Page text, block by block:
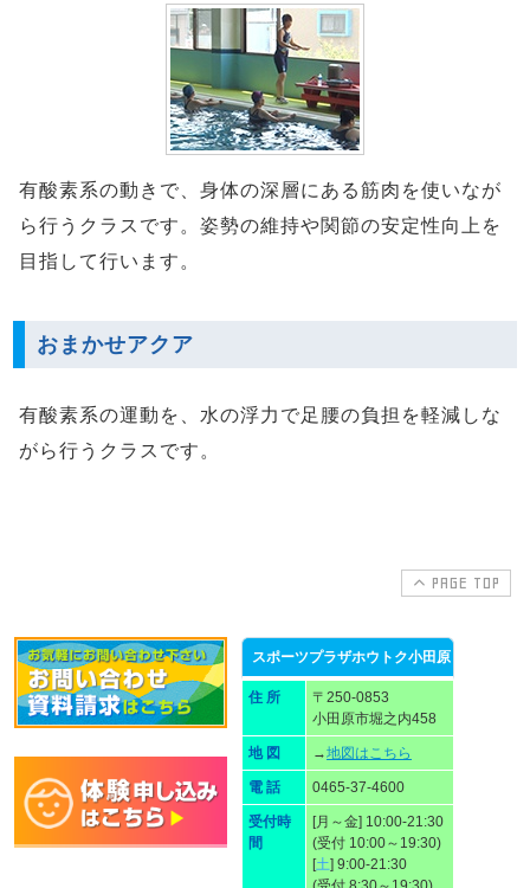
有酸素系の動きで、身体の深層にある筋肉を使いなが
ら行うクラスです。姿勢の維持や関節の安定性向上を
目指して行います。
おまかせアクア
有酸素系の運動を、水の浮力で足腰の負担を軽減しな
がら行うクラスです。
PAGE TOP
スポーツプラザホウトク小田原
住 所
〒250-0853
小田原市堀之内458
地 図 →地図はこちら
電 話 0465-37-4600
受付時
間
[月～金] 10:00-21:30
(受付 10:00～19:30)
[土] 9:00-21:30